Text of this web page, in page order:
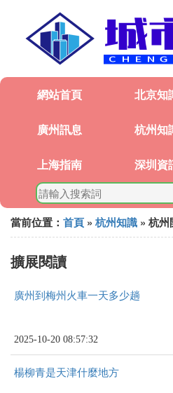
網站首頁 北京知
廣州訊息 杭州知
上海指南 深圳資
當前位置： 首頁 » 杭州知識 » 杭
擴展閱讀
廣州到梅州火車一天多少趟
2025-10-20 08:57:32
楊柳青是天津什麼地方